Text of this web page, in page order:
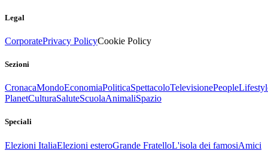
Legal
CorporatePrivacy PolicyCookie Policy
Sezioni
CronacaMondoEconomiaPoliticaSpettacoloTelevisionePeople
PlanetCulturaSaluteScuolaAnimaliSpazio
Speciali
Elezioni ItaliaElezioni esteroGrande FratelloL'isola dei famosiAmici